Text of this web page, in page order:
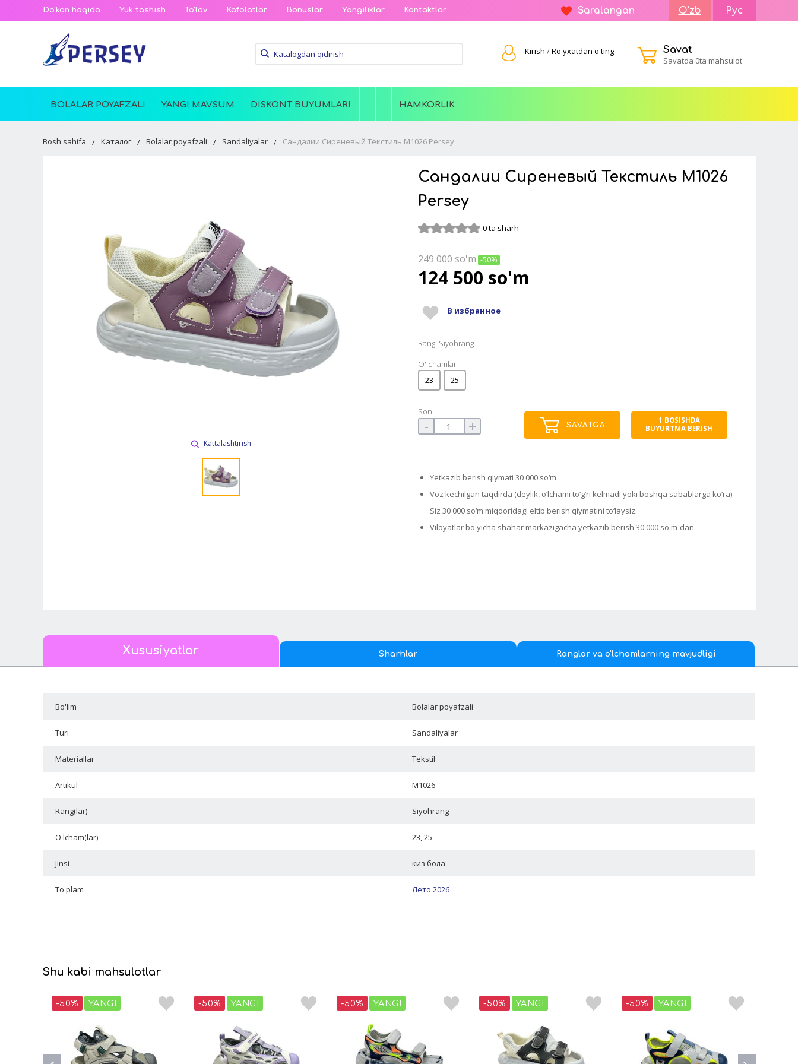
Do'kon haqida Yuk tashish To'lov Kafolatlar Bonuslar Yangiliklar Kontaktlar Saralangan O'zb Рус
Kirish /Ro'yxatdan o'ting
Savat
Savatda 0ta mahsulot
BOLALAR POYAFZALI YANGI MAVSUM DISKONT BUYUMLARI HAMKORLIK
Bosh sahifa Каталог Bolalar poyafzali Sandaliyalar Сандалии Сиреневый Текстиль M1026 Persey
Kattalashtirish
Сандалии Сиреневый Текстиль M1026
Persey
0 ta sharh
249 000so'm -50%
124 500 so'm
В избранное
Rang: Siyohrang
O'lchamlar
23
25
Soni
- + SAVATGA
1 BOSISHDA
BUYURTMA BERISH
Yetkazib berish qiymati 30 000 so‘m
Voz kechilgan taqdirda (deylik, o‘lchami to‘g‘ri kelmadi yoki boshqa sabablarga ko‘ra)
Siz 30 000 so‘m miqdoridagi eltib berish qiymatini to‘laysiz.
Viloyatlar bo'yicha shahar markazigacha yetkazib berish 30 000 so'm-dan.
Xususiyatlar Sharhlar Ranglar va o'lchamlarning mavjudligi
Bo'lim Bolalar poyafzali
Turi Sandaliyalar
Materiallar Tekstil
Artikul M1026
Rang(lar) Siyohrang
O'lcham(lar) 23, 25
Jinsi киз бола
To'plam Лето 2026
Shu kabi mahsulotlar
-50% YANGI -50% YANGI -50% YANGI -50% YANGI -50% YANGI